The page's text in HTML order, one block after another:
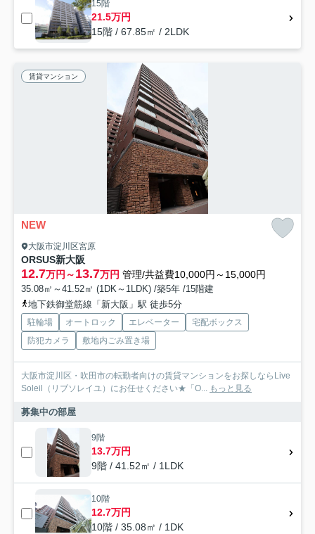
15階
21.5万円
15階 / 67.85㎡ / 2LDK
賃貸マンション
NEW
大阪市淀川区宮原
ORSUS新大阪
12.7万円～13.7万円 管理/共益費10,000円～15,000円
35.08㎡～41.52㎡ (1DK～1LDK) /築5年 /15階建
地下鉄御堂筋線「新大阪」駅 徒歩5分
駐輪場 オートロック エレベーター
宅配ボックス
防犯カメラ
敷地内ごみ置き場
大阪市淀川区・吹田市の転勤者向けの賃貸マンションをお探しならLive
Soleil（リブソレイユ）にお任せください★「O... もっと見る
募集中の部屋
9階
13.7万円
9階 / 41.52㎡ / 1LDK
10階
12.7万円
10階 / 35.08㎡ / 1DK